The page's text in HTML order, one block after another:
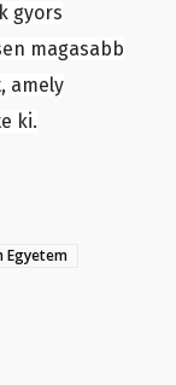
gyors
magasabb
amely
ki.
Egyetem